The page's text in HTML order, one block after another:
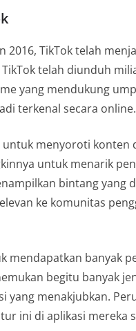
TikTok telah
telah diunduh
yang mendukung
terkenal secara online.
menyoroti konten
untuk menarik
bintang yang
ke komunitas
banyak
begitu banyak
menakjubkan.
ini di aplikasi mereka